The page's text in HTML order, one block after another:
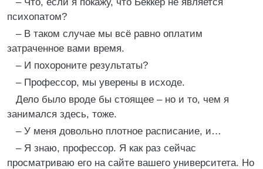
психопатом?
– В таком случае мы всё равно оплатим
затраченное вами время.
– И похороните результаты?
– Профессор, мы уверены в исходе.
Дело было вроде бы стоящее – но и то, чем я
занимался здесь, тоже.
– У меня довольно плотное расписание, и…
– Я знаю, профессор. Я как раз сейчас
просматриваю его на сайте вашего университета. Но